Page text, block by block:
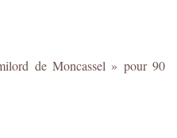
de Moncassel » pour 90